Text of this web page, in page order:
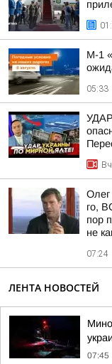
М-1
05:33
Олег
го,
пор
не
07:24
ЛЕНТА НОВОСТЕЙ
07:45